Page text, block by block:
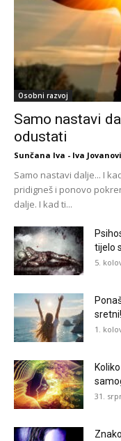
Osobni razvoj
Samo nastavi
odustati
Sunčana Iva - Iva
Samo nastavi dalje... I
pridigneš i ponovo
dalje. I kad ti...
tijelo
5.
sretni!
1.
31.